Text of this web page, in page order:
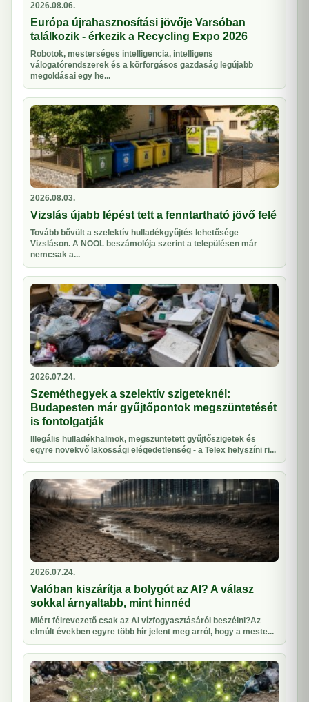
2026.08.06.
Európa újrahasznosítási jövője Varsóban
találkozik - érkezik a Recycling Expo 2026
Robotok, mesterséges intelligencia, intelligens
válogatórendszerek és a körforgásos gazdaság legújabb
megoldásai egy he...
2026.08.03.
Vizslás újabb lépést tett a fenntartható jövő felé
Tovább bővült a szelektív hulladékgyűjtés lehetősége
Vizsláson. A NOOL beszámolója szerint a településen már
nemcsak a...
2026.07.24.
Szeméthegyek a szelektív szigeteknél:
Budapesten már gyűjtőpontok megszüntetését
is fontolgatják
Illegális hulladékhalmok, megszüntetett gyűjtőszigetek és
egyre növekvő lakossági elégedetlenség - a Telex helyszíni ri...
2026.07.24.
Valóban kiszárítja a bolygót az AI? A válasz
sokkal árnyaltabb, mint hinnéd
Miért félrevezető csak az AI vízfogyasztásáról beszélni?Az
elmúlt években egyre több hír jelent meg arról, hogy a meste...